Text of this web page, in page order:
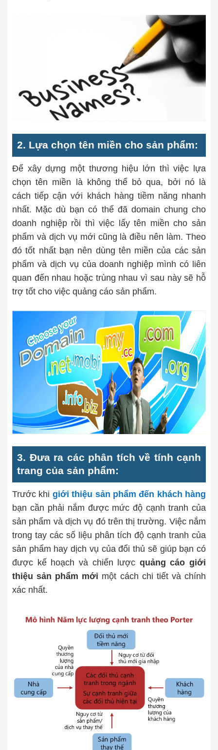
2. Lựa chọn tên miền cho sản phẩm:
Để xây dựng một thương hiệu lớn thì việc lựa
chọn tên miền là không thể bỏ qua, bởi nó là
cách tiếp cận với khách hàng tiềm năng nhanh
nhất. Mặc dù bạn có thể đã domain chung cho
doanh nghiệp rồi thì việc lấy tên miền cho sản
phẩm và dịch vụ mới cũng là điều nên làm. Theo
đó tốt nhất bạn nên dùng tên miền của các sản
phẩm và dịch vụ của doanh nghiệp mình có liên
quan đến nhau hoặc trùng nhau vì sau này sẽ hỗ
trợ tốt cho việc quảng cáo sản phẩm.
3. Đưa ra các phân tích về tính cạnh
trang của sản phẩm:
Trước khi giới thiệu sản phẩm đến khách hàng
bạn cần phải nắm được mức độ cạnh tranh của
sản phẩm và dịch vụ đó trên thị trường. Việc nắm
trong tay các số liệu phân tích độ cạnh tranh của
sản phẩm hay dịch vụ của đổi thủ sẽ giúp bạn có
được kế hoạch và chiến lược quảng cáo giới
thiệu sản phẩm mới một cách chi tiết và chính
xác nhất.